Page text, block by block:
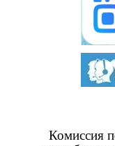
Комиссия